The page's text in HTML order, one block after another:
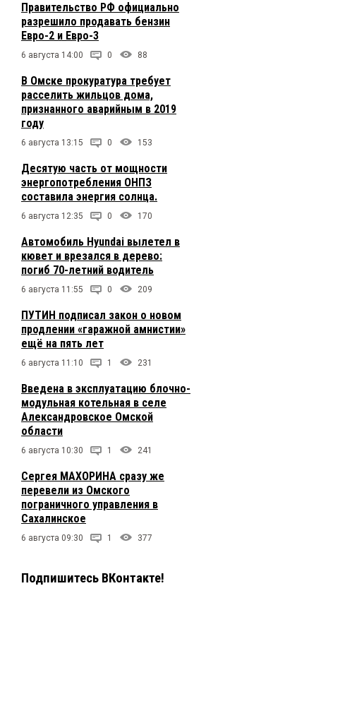
Правительство РФ официально
разрешило продавать бензин
Евро-2 и Евро-3
6 августа 14:00 0 88
В Омске прокуратура требует
расселить жильцов дома,
признанного аварийным в 2019
году
6 августа 13:15 0 153
Десятую часть от мощности
энергопотребления ОНПЗ
составила энергия солнца.
6 августа 12:35 0 170
Автомобиль Hyundai вылетел в
кювет и врезался в дерево:
погиб 70-летний водитель
6 августа 11:55 0 209
ПУТИН подписал закон о новом
продлении «гаражной амнистии»
ещё на пять лет
6 августа 11:10 1 231
Введена в эксплуатацию блочно-
модульная котельная в селе
Александровское Омской
области
6 августа 10:30 1 241
Сергея МАХОРИНА сразу же
перевели из Омского
пограничного управления в
Сахалинское
6 августа 09:30 1 377
Подпишитесь ВКонтакте!